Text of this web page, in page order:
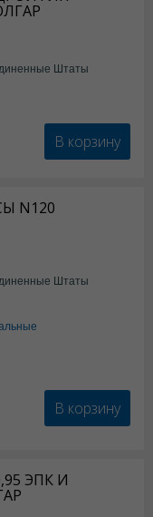
Штаты
В корзину
N120
Штаты
В корзину
ЭПК И